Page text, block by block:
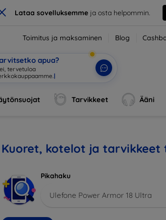
Lataa sovelluksemmeja osta helpommin.
Toimitus ja maksaminen Blog
apua?
tervetuloa
|
Tarvikkeet Ääni
Kuoret, kotelot ja tarvikkeet
Pikahaku
Ulefone Power Armor 18 Ultra